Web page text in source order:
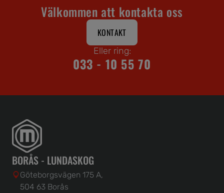
Välkommen att kontakta oss
KONTAKT
Eller ring:
033 - 10 55 70
BORÅS - LUNDASKOG
Göteborgsvägen 175 A,
504 63 Borås